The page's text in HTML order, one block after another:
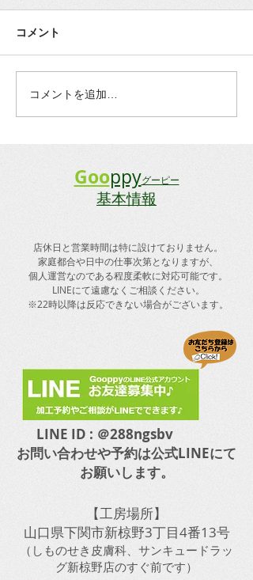
諸事情により突然で申し訳ご
ざいませんが、臨時の店休日
とさせて頂きます。 ご来店を
予定されていた方には大変ご
コメント
コメントを追加…
Gooppyグーピー
基本情報
店休日と​営業時間は特に設けておりません。
​家庭都合や日中の仕事次第となりますが、
個人運営なのである程度柔軟に対応可能です。
LINEにて遠慮なくご相談ください。
​※22時以降は反応できない場合がございます。
LINE ID : ＠288ngsbv
​お問い合わせや予約は公式LINEにて
お願いします。
【工房場所】
山口県下関市新椋野3丁目4番13号
​（しものせき皮膚科、サンキュードラッ
グ新椋野店のすぐ前です）